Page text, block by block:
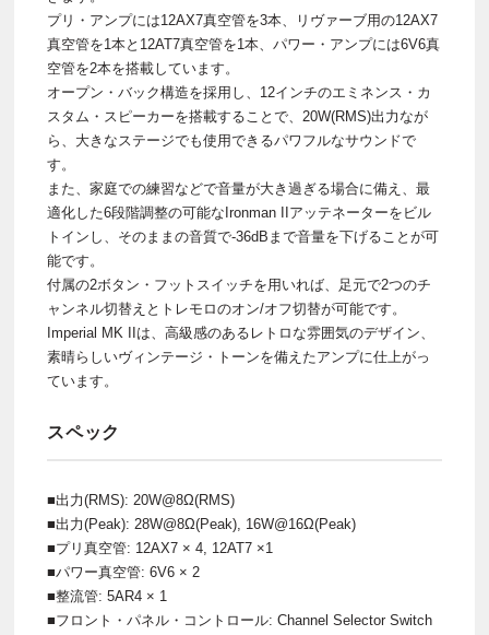
プリ・アンプには12AX7真空管を3本、リヴァーブ用の12AX7
真空管を1本と12AT7真空管を1本、パワー・アンプには6V6真
空管を2本を搭載しています。
オープン・バック構造を採用し、12インチのエミネンス・カ
スタム・スピーカーを搭載することで、20W(RMS)出力なが
ら、大きなステージでも使用できるパワフルなサウンドで
す。
また、家庭での練習などで音量が大き過ぎる場合に備え、最
適化した6段階調整の可能なIronman IIアッテネーターをビル
トインし、そのままの音質で-36dBまで音量を下げることが可
能です。
付属の2ボタン・フットスイッチを用いれば、足元で2つのチ
ャンネル切替えとトレモロのオン/オフ切替が可能です。
Imperial MK IIは、高級感のあるレトロな雰囲気のデザイン、
素晴らしいヴィンテージ・トーンを備えたアンプに仕上がっ
ています。
スペック
■出力(RMS): 20W@8Ω(RMS)
■出力(Peak): 28W@8Ω(Peak), 16W@16Ω(Peak)
■プリ真空管: 12AX7 × 4, 12AT7 ×1
■パワー真空管: 6V6 × 2
■整流管: 5AR4 × 1
■フロント・パネル・コントロール: Channel Selector Switch